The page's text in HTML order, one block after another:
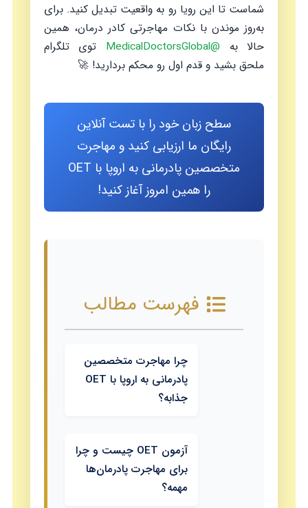
شماست تا این رویا رو به واقعیت تبدیل کنید. برای
به‌روز موندن با نکات مهاجرتی کادر درمان، همین
حالا به @MedicalDoctorsGlobal
توی تلگرام
ملحق بشید و قدم اول رو محکم بردارید! 🚀
سطح زبان خود را با تست آنلاین
رایگان ما ارزیابی کنید و مهاجرت
متخصصین پادرمانی به اروپا با OET
را همین امروز آغاز کنید!
فهرست مطالب
چرا مهاجرت متخصصین
پادرمانی به اروپا با OET
جذابه؟
آزمون OET چیست و چرا
برای مهاجرت پادرمان‌ها
مهمه؟